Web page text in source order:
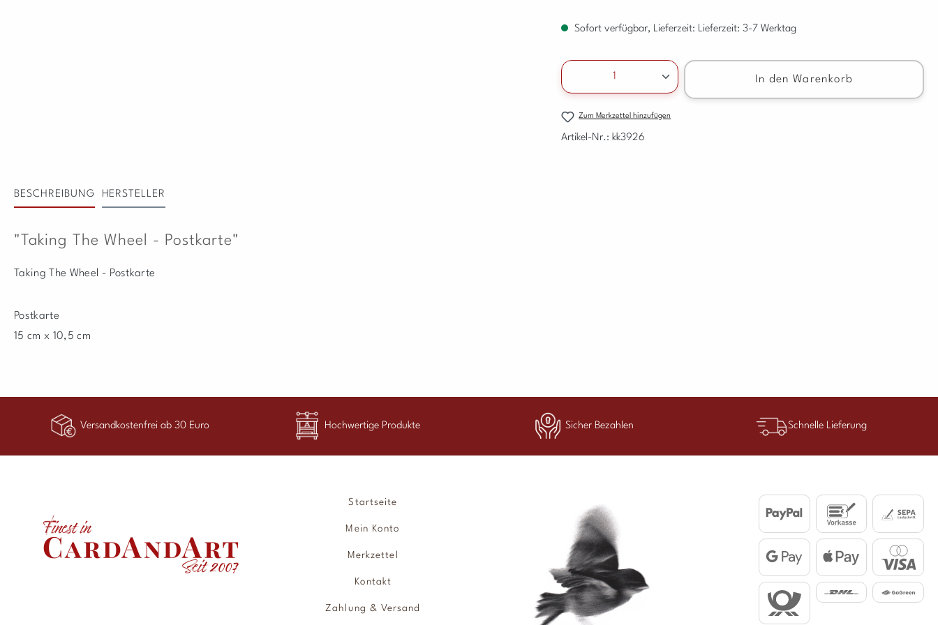
Sofort verfügbar, Lieferzeit: Lieferzeit: 3-7 Werktag
Produkt Anzahl: Gib den gewünschten Wert ein oder
In den Warenkorb
Zum Merkzettel hinzufügen
Artikel-Nr.: kk3926
BESCHREIBUNG HERSTELLER
"Taking The Wheel - Postkarte"
Taking The Wheel - Postkarte
Postkarte
15 cm x 10,5 cm
Versandkostenfrei ab 30 Euro Hochwertige Produkte Sicher Bezahlen Schnelle Lieferung
Startseite
Mein Konto
Merkzettel
Kontakt
Zahlung & Versand